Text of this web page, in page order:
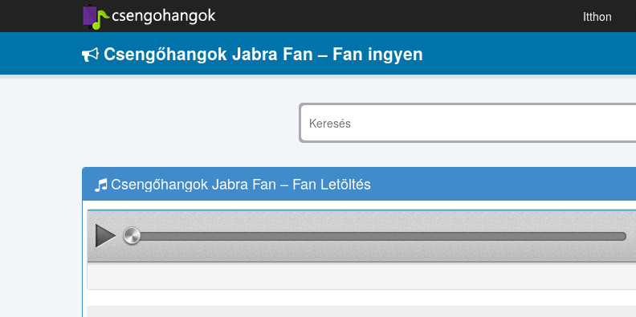
Itthon
Csengőhangok Jabra Fan – Fan ingyen
Csengőhangok Jabra Fan – Fan Letöltés